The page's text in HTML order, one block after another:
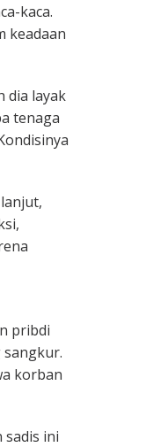
kaca.
keadaan
dia layak
tenaga
pribdi
sangkur.
korban
sadis ini